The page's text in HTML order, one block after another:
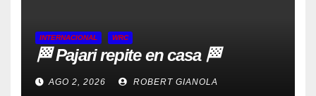
INTERNACIONAL WRC
🏁 Pajari repite en casa 🏁
AGO 2, 2026 ROBERT GIANOLA